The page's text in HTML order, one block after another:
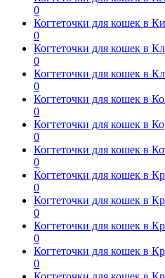
0
Когтеточки для кошек в
0
Когтеточки для кошек в
0
Когтеточки для кошек в
0
Когтеточки для кошек в
0
Когтеточки для кошек в
0
Когтеточки для кошек в
0
Когтеточки для кошек в
0
Когтеточки для кошек в
0
Когтеточки для кошек в
0
Когтеточки для кошек в
0